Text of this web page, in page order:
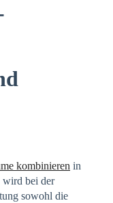
kombinieren in
wird bei der
sowohl die